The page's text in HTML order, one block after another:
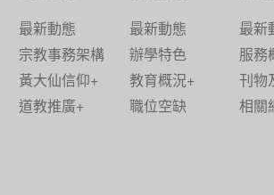
最新動態
宗教事務架構
黃大仙信仰+
道教推廣+
最新動態
辦學特色
教育概況+
職位空缺
最新
服務
刊物
相關